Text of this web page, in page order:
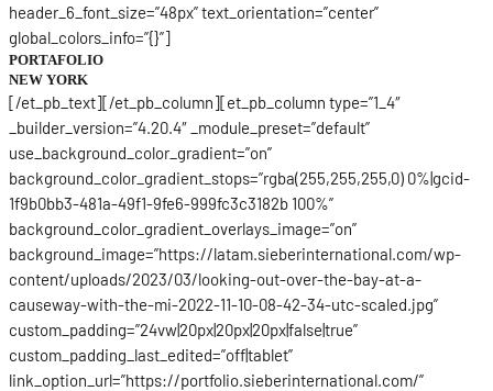
header_6_font_size=”48px” text_orientation=”center”
global_colors_info=”{}”]
PORTAFOLIO
NEW YORK
[/et_pb_text][/et_pb_column][et_pb_column type=”1_4″
_builder_version=”4.20.4″ _module_preset=”default”
use_background_color_gradient=”on”
background_color_gradient_stops=”rgba(255,255,255,0) 0%|gcid-
1f9b0bb3-481a-49f1-9fe6-999fc3c3182b 100%”
background_color_gradient_overlays_image=”on”
background_image=”https://latam.sieberinternational.com/wp-
content/uploads/2023/03/looking-out-over-the-bay-at-a-
causeway-with-the-mi-2022-11-10-08-42-34-utc-scaled.jpg”
custom_padding=”24vw|20px|20px|20px|false|true”
custom_padding_last_edited=”off|tablet”
link_option_url=”https://portfolio.sieberinternational.com/”